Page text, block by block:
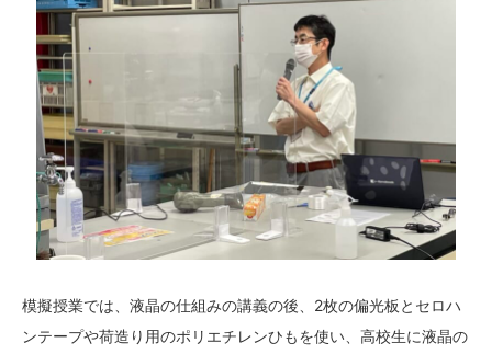
模擬授業では、液晶の仕組みの講義の後、2枚の偏光板とセロハ
ンテープや荷造り用のポリエチレンひもを使い、高校生に液晶の